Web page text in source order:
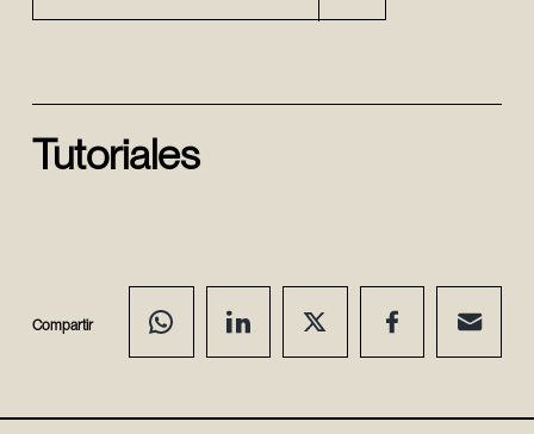
Tutoriales
Compartir